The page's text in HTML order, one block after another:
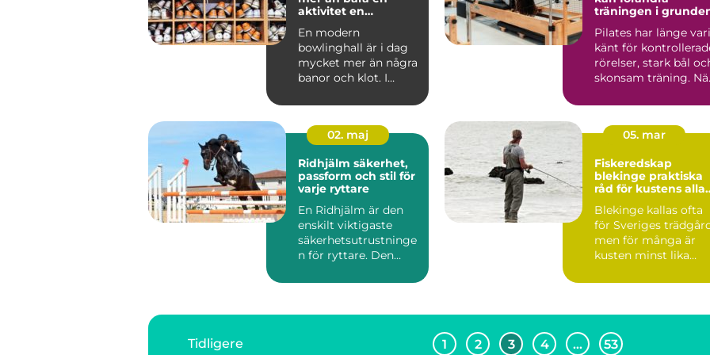
aktivitet en
En modern
bowlinghall är i dag
mycket mer än några
banor och klot. I
utvecklats ...
träningen i
Pilates har länge
känt för
rörelser, stark bål
skonsam träning.
02. maj
Ridhjälm säkerhet,
passform och stil för
varje ryttare
En Ridhjälm är den
enskilt viktigaste
säkerhetsutrustninge
n för ryttare. Den
fal...
05. mar
Fiskeredskap
blekinge praktiska
råd för kustens alla
Blekinge kallas ofta
för Sveriges
men för många är
kusten minst lika
m...
Tidligere 1 2 3 4 … 53